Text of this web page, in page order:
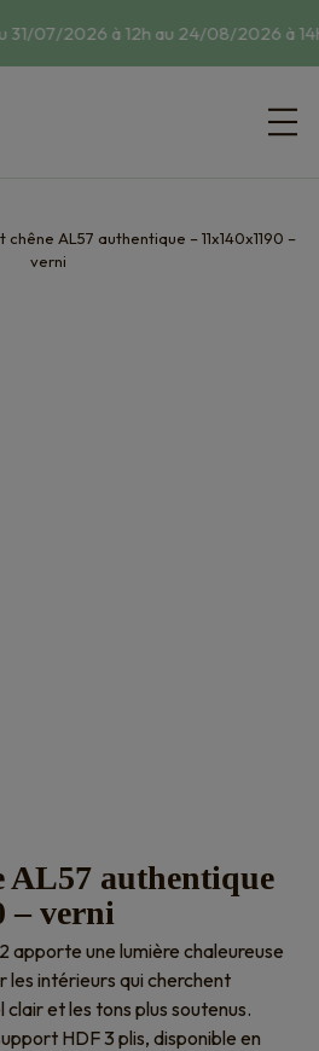
07/2026 à 12h au 24/08/2026 à
chêne AL57 authentique – 11x140x1190 –
verni
AL57 authentique
– verni
apporte une lumière chaleureuse
intérieurs qui cherchent
clair et les tons plus soutenus.
HDF 3 plis, disponible en